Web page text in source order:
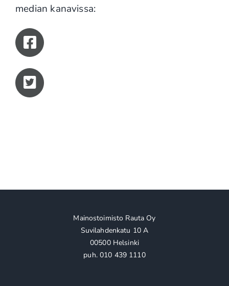
median kanavissa:
Mainostoimisto Rauta Oy
Suvilahdenkatu 10 A
00500 Helsinki
puh. 010 439 1110